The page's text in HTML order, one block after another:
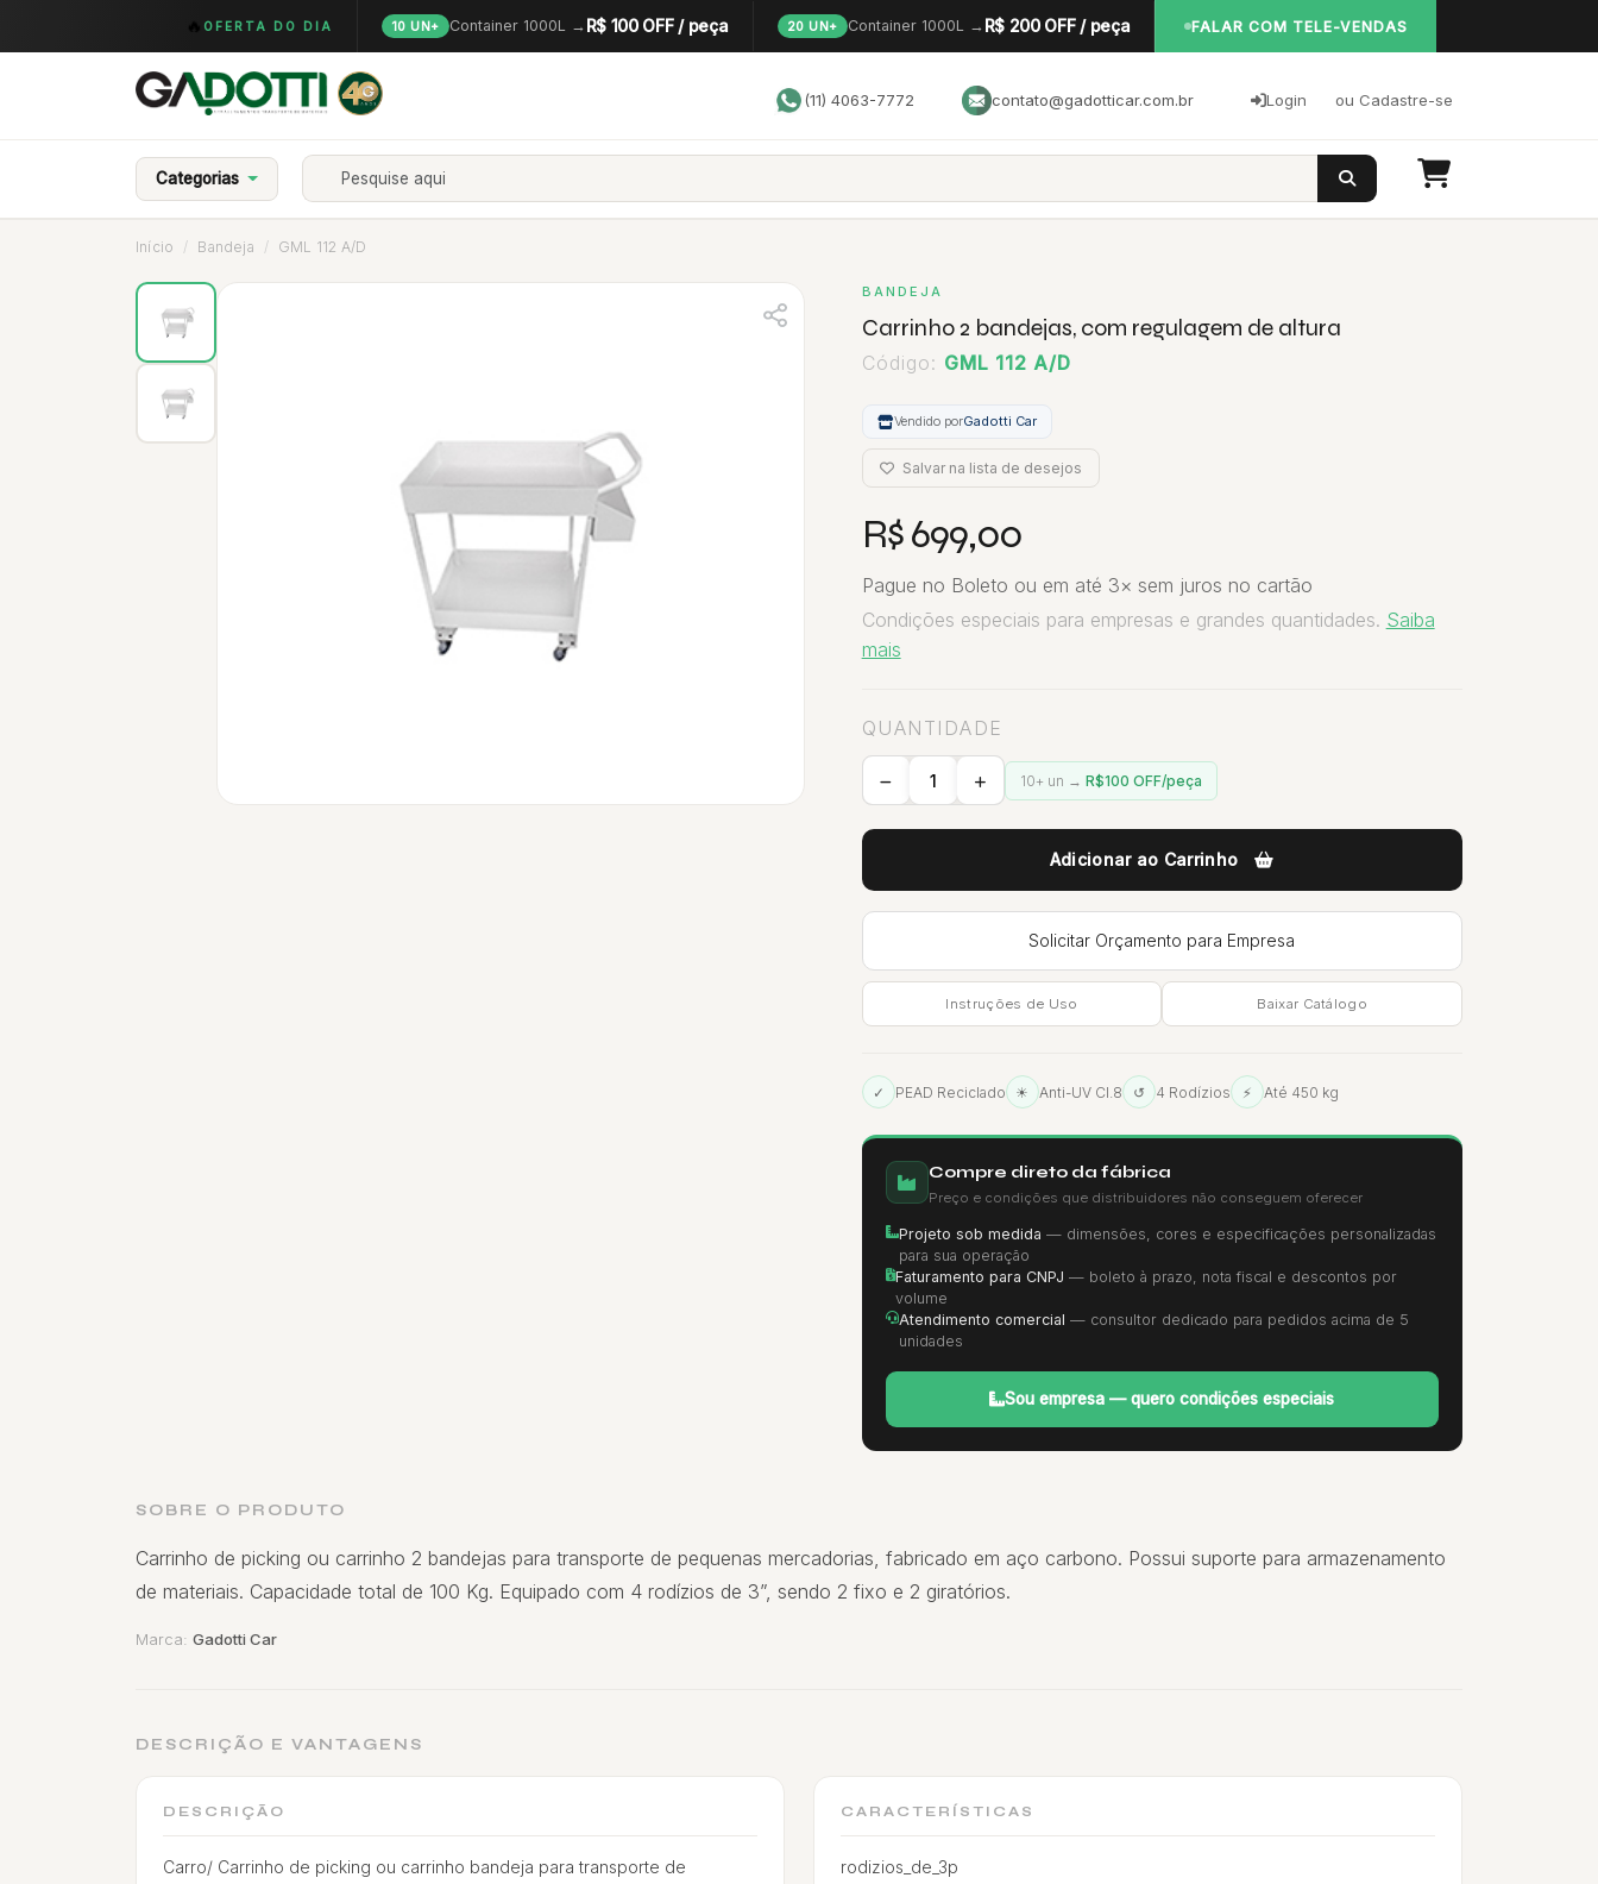
🔥 OFERTA DO DIA 10 UN+ Container 1000L → R$ 100 OFF / peça 20 UN+ Container 1000L → R$ 200 OFF / peça FALAR COM TELE-VENDAS
(11) 4063-7772 contato@gadotticar.com.br Login ou Cadastre-se
Categorias
Início Bandeja GML 112 A/D
BANDEJA
Carrinho 2 bandejas, com regulagem de altura
Código: GML 112 A/D
Vendido porGadotti Car
Salvar na lista de desejos
R$ 699,00
Pague no Boleto ou em até 3× sem juros no cartão
Condições especiais para empresas e grandes quantidades. Saiba
mais
QUANTIDADE
10+ un → R$100 OFF/peça
Adicionar ao Carrinho
Solicitar Orçamento para Empresa
Instruções de Uso Baixar Catálogo
✓ PEAD Reciclado ☀ Anti-UV Cl.8 ↺ 4 Rodízios ⚡ Até 450 kg
Compre direto da fábrica
Preço e condições que distribuidores não conseguem oferecer
Projeto sob medida — dimensões, cores e especificações personalizadas
para sua operação
Faturamento para CNPJ — boleto à prazo, nota fiscal e descontos por
volume
Atendimento comercial — consultor dedicado para pedidos acima de 5
unidades
Sou empresa — quero condições especiais
SOBRE O PRODUTO
Carrinho de picking ou carrinho 2 bandejas para transporte de pequenas mercadorias, fabricado em aço carbono. Possui suporte para armazenamento
de materiais. Capacidade total de 100 Kg. Equipado com 4 rodízios de 3”, sendo 2 fixo e 2 giratórios.
Marca: Gadotti Car
DESCRIÇÃO E VANTAGENS
DESCRIÇÃO
Carro/ Carrinho de picking ou carrinho bandeja para transporte de
CARACTERÍSTICAS
rodizios_de_3p